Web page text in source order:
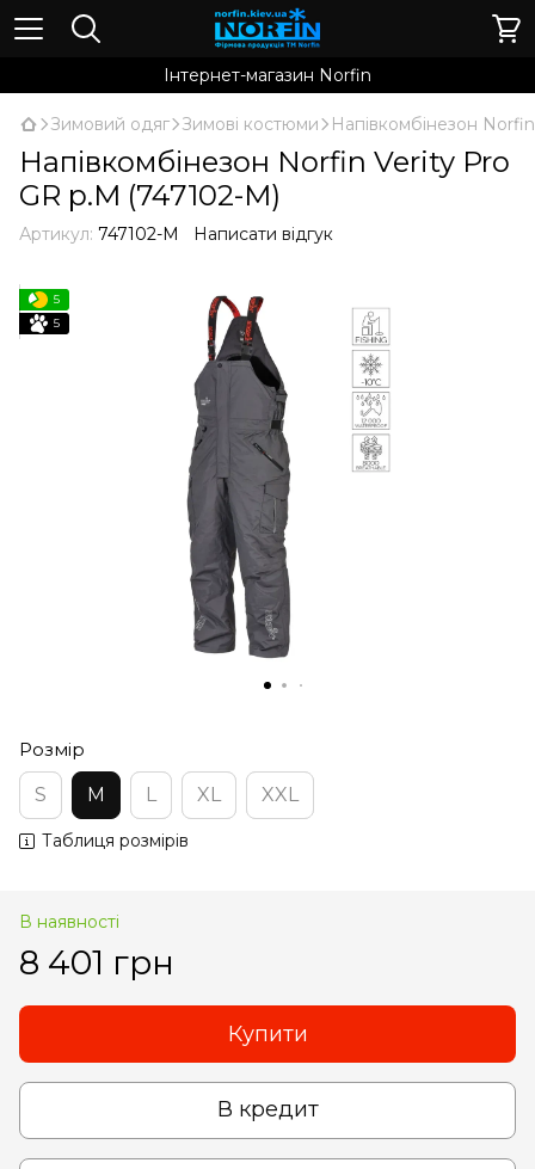
Інтернет-магазин Norfin
Зимовий одяг Зимові костюми Напівкомбінезон
Напівкомбінезон Norfin Verity Pro
GR р.M (747102-M)
Артикул: 747102-M Написати відгук
5
5
Розмір
S
M L XL XXL
Таблиця розмірів
В наявності
8 401 грн
Купити
В кредит